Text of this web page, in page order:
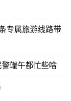
专属旅游线路带
端午都忙些啥